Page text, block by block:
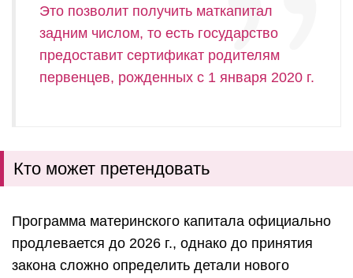
Это позволит получить маткапитал
задним числом, то есть государство
предоставит сертификат родителям
первенцев, рожденных с 1 января 2020 г.
Кто может претендовать
Программа материнского капитала официально
продлевается до 2026 г., однако до принятия
закона сложно определить детали нового